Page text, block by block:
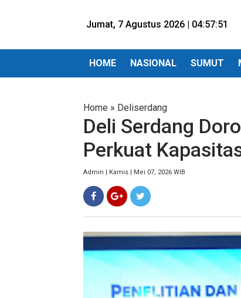
Jumat, 7 Agustus 2026 | 04:57:53
HOME NASIONAL SUMUT
Home » Deliserdang
Deli Serdang
Perkuat
Admin | Kamis | Mei 07, 2026 WIB